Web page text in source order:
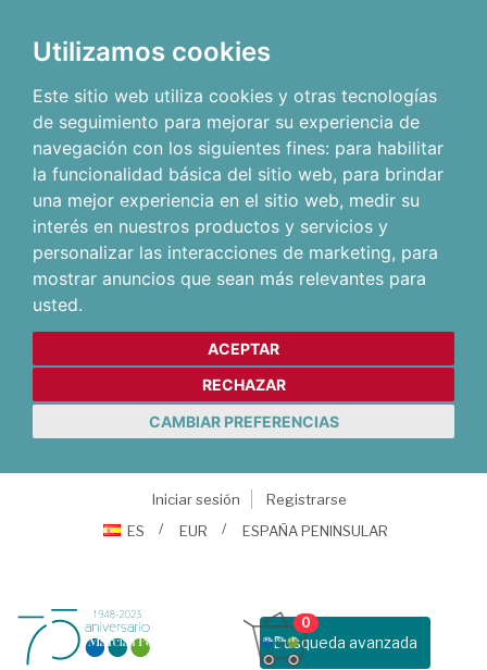
Utilizamos cookies
Este sitio web utiliza cookies y otras tecnologías
de seguimiento para mejorar su experiencia de
navegación con los siguientes fines: para habilitar
la funcionalidad básica del sitio web, para brindar
una mejor experiencia en el sitio web, medir su
interés en nuestros productos y servicios y
personalizar las interacciones de marketing, para
mostrar anuncios que sean más relevantes para
usted.
ACEPTAR
RECHAZAR
CAMBIAR PREFERENCIAS
Iniciar sesión
Registrarse
ES
EUR ESPAÑA PENINSULAR
Busqueda avanzada
0